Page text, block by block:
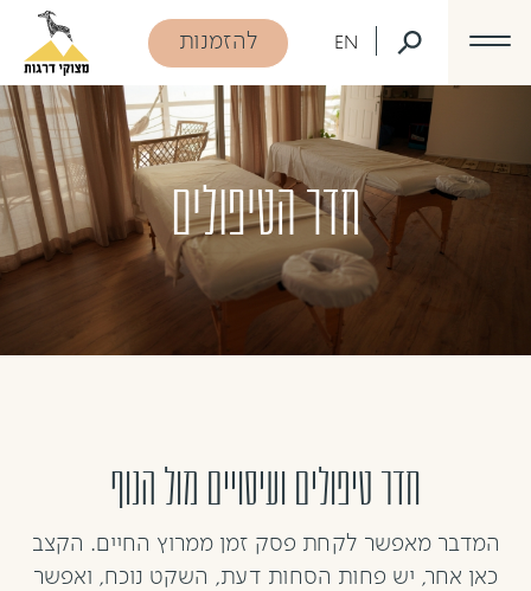
EN להזמנות
חדר הטיפולים
חדר טיפולים ועיסויים מול הנוף
המדבר מאפשר לקחת פסק זמן ממרוץ החיים. הקצב
כאן אחר, יש פחות הסחות דעת, השקט נוכח, ואפשר